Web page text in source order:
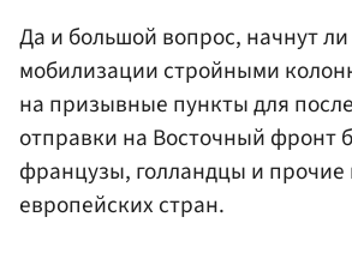
Да и большой вопрос, начнут
мобилизации стройными
на призывные пункты для
отправки на Восточный фронт
французы, голландцы и прочие
европейских стран.